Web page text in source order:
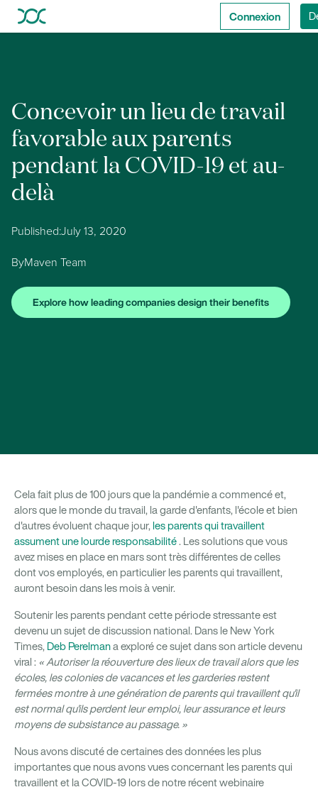
Connexion
Concevoir un lieu de travail
favorable aux parents
pendant la COVID-19 et au-
delà
Published:July 13, 2020
ByMaven Team
Explore how leading companies design their benefits
Cela fait plus de 100 jours que la pandémie a commencé et,
alors que le monde du travail, la garde d'enfants, l'école et bien
d'autres évoluent chaque jour, les parents qui travaillent
assument une lourde responsabilité. Les solutions que vous
avez mises en place en mars sont très différentes de celles
dont vos employés, en particulier les parents qui travaillent,
auront besoin dans les mois à venir.
Soutenir les parents pendant cette période stressante est
devenu un sujet de discussion national. Dans le New York
Times, Deb Perelmana exploré ce sujet dans son article devenu
viral : « Autoriser la réouverture des lieux de travail alors que les
écoles, les colonies de vacances et les garderies restent
fermées montre à une génération de parents qui travaillent qu'il
est normal qu'ils perdent leur emploi, leur assurance et leurs
moyens de subsistance au passage. »
Nous avons discuté de certaines des données les plus
importantes que nous avons vues concernant les parents qui
travaillent et la COVID-19 lors de notre récent webinaire